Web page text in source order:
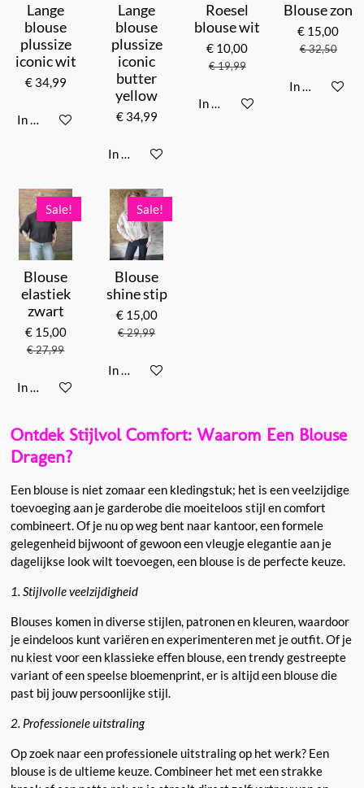
Lange
blouse
plussize
iconic wit
€ 34,99
In winkelwagen
Lange
blouse
plussize
iconic
butter
yellow
€ 34,99
In winkelwagen
Roesel
blouse wit
€ 10,00
€ 19,99
In winkelwagen
Blouse zon
€ 15,00
€ 32,50
In
Sale!
Blouse
elastiek
zwart
€ 15,00
€ 27,99
In winkelwagen
Sale!
Blouse
shine stip
€ 15,00
€ 29,99
In winkelwagen
Ontdek Stijlvol Comfort: Waarom Een Blouse
Dragen?
Een blouse is niet zomaar een kledingstuk; het is een veelzijdige
toevoeging aan je garderobe die moeiteloos stijl en comfort
combineert. Of je nu op weg bent naar kantoor, een formele
gelegenheid bijwoont of gewoon een vleugje elegantie aan je
dagelijkse look wilt toevoegen, een blouse is de perfecte keuze.
1. Stijlvolle veelzijdigheid
Blouses komen in diverse stijlen, patronen en kleuren, waardoor
je eindeloos kunt variëren en experimenteren met je outfit. Of je
nu kiest voor een klassieke effen blouse, een trendy gestreepte
variant of een speelse bloemenprint, er is altijd een blouse die
past bij jouw persoonlijke stijl.
2. Professionele uitstraling
Op zoek naar een professionele uitstraling op het werk? Een
blouse is de ultieme keuze. Combineer het met een strakke